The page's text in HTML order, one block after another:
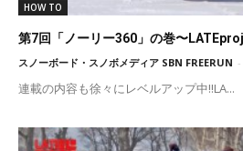
HOW TO
第7回「ノーリー360」の巻〜
スノーボード・スノボメディア SBN FREERUN -
連載の内容も徐々にレベルアップ中!!LA...